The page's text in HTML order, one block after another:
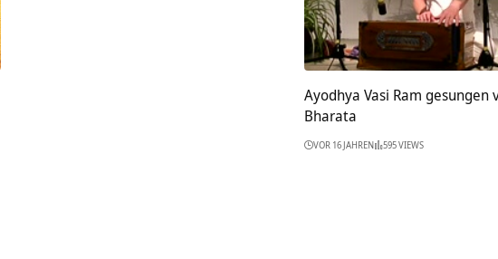
Ayodhya Vasi Ram gesungen
Bharata
VOR 16 JAHREN 595 VIEWS